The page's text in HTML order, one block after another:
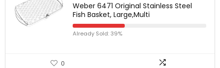
Weber 6471 Original Stainless Steel
Fish Basket, Large,Multi
Already Sold: 39%
0